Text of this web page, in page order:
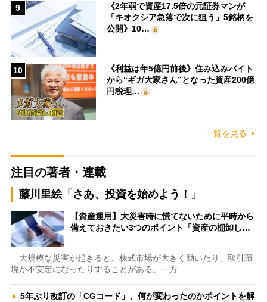
9
《2年弱で資産17.5倍の元証券マンが
「キオクシア急落で次に狙う」5銘柄を
公開》10…
10
《利益は年5億円前後》住み込みバイト
から“ギガ大家さん”となった資産200億
円税理…
一覧を見る
注目の著者・連載
藤川里絵「さあ、投資を始めよう！」
【資産運用】大災害時に慌てないために平時から
備えておきたい3つのポイント「資産の棚卸し…
大規模な災害が起きると、株式市場が大きく動いたり、取引環
境が不安定になったりすることがある。一方…
5年ぶり改訂の「CGコード」、何が変わったのかポイントを解